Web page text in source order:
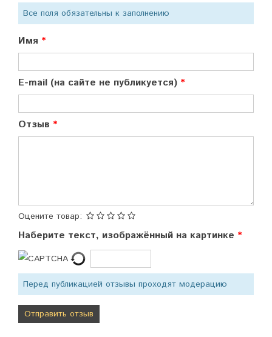
Все поля обязательны к заполнению
Имя
E-mail (на сайте не публикуется)
Отзыв
Оцените товар:
Наберите текст, изображённый на картинке
Перед публикацией отзывы проходят модерацию